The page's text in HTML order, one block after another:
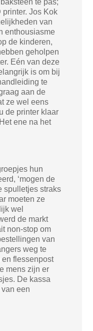
te pas;
printer. Jos Kok
van
enthousiasme
de kinderen,
geholpen
Eén van deze
is om bij
te
aan de
ze wel eens
de printer klaar
ene na het
hun
‘mogen de
spulletjes straks
moeten ze
wel
de markt
non-stop om
van
weg te
flessenpost
mens zijn er
De kassa
een